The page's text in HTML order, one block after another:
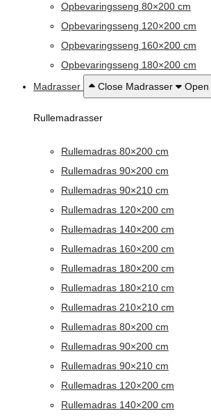
Opbevaringsseng 80×200 cm
Opbevaringsseng 120×200 cm
Opbevaringsseng 160×200 cm
Opbevaringsseng 180×200 cm
Madrasser
Close Madrasser
Rullemadrasser
Rullemadras 80×200 cm
Rullemadras 90×200 cm
Rullemadras 90×210 cm
Rullemadras 120×200 cm
Rullemadras 140×200 cm
Rullemadras 160×200 cm
Rullemadras 180×200 cm
Rullemadras 180×210 cm
Rullemadras 210×210 cm
Rullemadras 80×200 cm
Rullemadras 90×200 cm
Rullemadras 90×210 cm
Rullemadras 120×200 cm
Rullemadras 140×200 cm